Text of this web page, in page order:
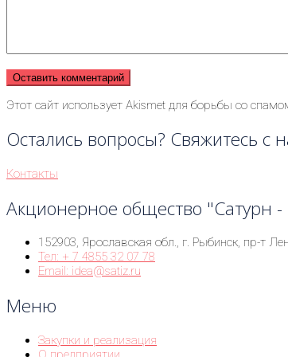
Этот сайт использует Akismet для борьбы со
Остались вопросы? Свяжитесь с
Контакты
Акционерное общество "Сатурн
152903, Ярославская обл., г. Рыбинск, пр-т
Тел: + 7 4855 32 07 78
Email: idea@satiz.ru
Меню
Закупки и реализация